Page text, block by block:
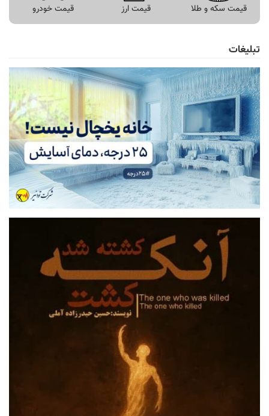
قیمت سکه و طلا قیمت ارز قیمت خودرو
تبلیغات